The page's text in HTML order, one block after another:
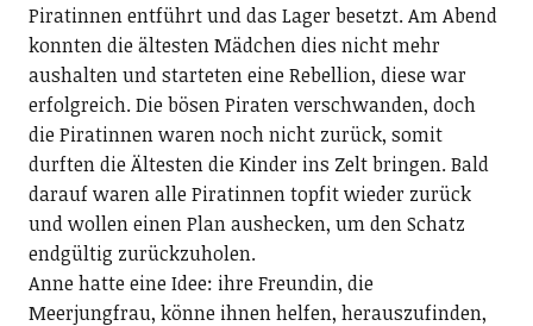
Piratinnen entführt und das Lager besetzt. Am Abend
konnten die ältesten Mädchen dies nicht mehr
aushalten und starteten eine Rebellion, diese war
erfolgreich. Die bösen Piraten verschwanden, doch
die Piratinnen waren noch nicht zurück, somit
durften die Ältesten die Kinder ins Zelt bringen. Bald
darauf waren alle Piratinnen topfit wieder zurück
und wollen einen Plan aushecken, um den Schatz
endgültig zurückzuholen.
Anne hatte eine Idee: ihre Freundin, die
Meerjungfrau, könne ihnen helfen, herauszufinden,